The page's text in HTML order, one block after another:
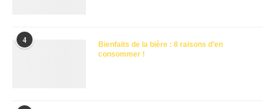
4
Bienfaits de la bière : 8 raisons d’en
consommer !